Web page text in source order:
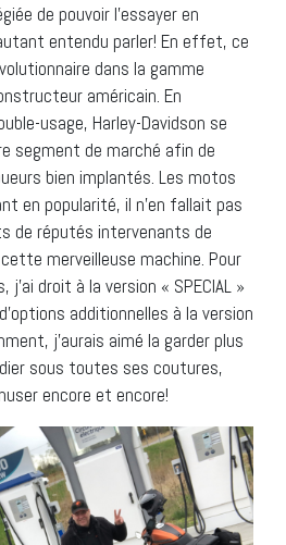
de pouvoir l’essayer en
entendu parler! En effet, ce
dans la gamme
américain. En
usage, Harley-Davidson se
segment de marché afin de
bien implantés. Les motos
en popularité, il n’en fallait pas
de réputés intervenants de
merveilleuse machine. Pour
droit à la version « SPECIAL »
additionnelles à la version
j’aurais aimé la garder plus
sous toutes ses coutures,
encore et encore!